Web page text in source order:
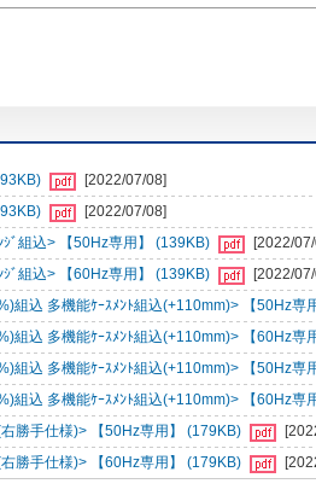
[2022/07/08]
[2022/07/08]
ﾞ組込> 【50Hz専用】 (139KB)
[2022/
ﾞ組込> 【60Hz専用】 (139KB)
[2022/
組込 多機能ｹｰｽﾒﾝﾄ組込(+110mm)> 【50Hz専
組込 多機能ｹｰｽﾒﾝﾄ組込(+110mm)> 【60Hz専
組込 多機能ｹｰｽﾒﾝﾄ組込(+110mm)> 【50Hz専
組込 多機能ｹｰｽﾒﾝﾄ組込(+110mm)> 【60Hz専
勝手仕様)> 【50Hz専用】 (179KB)
勝手仕様)> 【60Hz専用】 (179KB)